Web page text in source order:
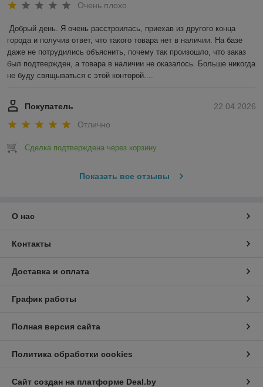
Очень плохо
Добрый день. Я очень расстроилась, приехав из другого конца
города и получив ответ, что такого товара нет в наличии. На базе
даже не потрудились объяснить, почему так произошло, что заказ
был подтвержден, а товара в наличии не оказалось. Больше никогда
не буду свящываться с этой конторой....
22.04.2026
Покупатель
Отлично
Сделка подтверждена через корзину
Показать все отзывы
О нас
Контакты
Доставка и оплата
График работы
Полная версия сайта
Политика обработки cookies
Сайт создан на платформе Deal.by